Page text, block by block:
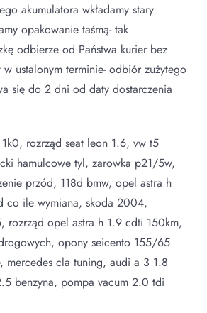
akumulatora wkładamy stary
opakowanie taśmą- tak
odbierze od Państwa kurier bez
ustalonym terminie- odbiór zużytego
się do 2 dni od daty dostarczenia
rozrząd seat leon 1.6, vw t5
hamulcowe tyl, zarowka p21/5w,
przód, 118d bmw, opel astra h
co ile wymiana, skoda 2004,
rozrząd opel astra h 1.9 cdti 150km,
opony seicento 155/65
mercedes cla tuning, audi a 3 1.8
benzyna, pompa vacum 2.0 tdi